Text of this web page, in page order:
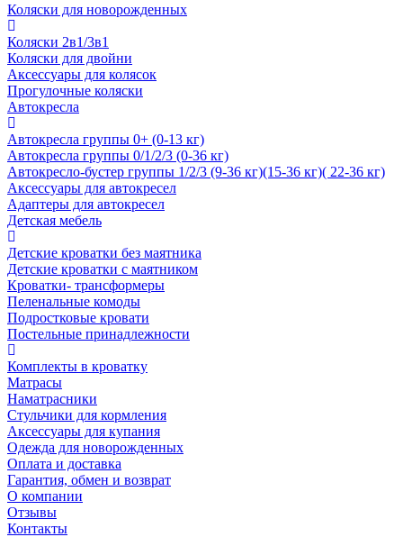
Коляски для новорожденных
Коляски 2в1/3в1
Коляски для двойни
Аксессуары для колясок
Прогулочные коляски
Автокресла
Автокресла группы 0+ (0-13 кг)
Автокресла группы 0/1/2/3 (0-36 кг)
Автокресло-бустер группы 1/2/3 (9-36 кг)(15-36 кг)( 22-36 кг)
Аксессуары для автокресел
Адаптеры для автокресел
Детская мебель
Детские кроватки без маятника
Детские кроватки с маятником
Кроватки- трансформеры
Пеленальные комоды
Подростковые кровати
Постельные принадлежности
Комплекты в кроватку
Матрасы
Наматрасники
Стульчики для кормления
Аксессуары для купания
Одежда для новорожденных
Оплата и доставка
Гарантия, обмен и возврат
О компании
Отзывы
Контакты